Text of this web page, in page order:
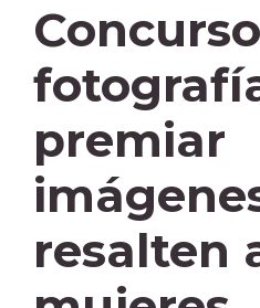
premiar
resalten